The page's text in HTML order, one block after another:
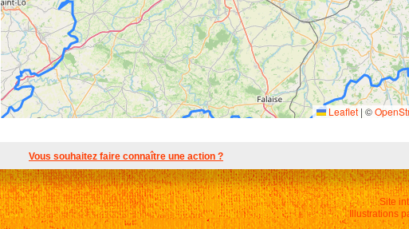
Leaflet | ©
Vous souhaitez faire connaître une action ?
Site
Illustrations